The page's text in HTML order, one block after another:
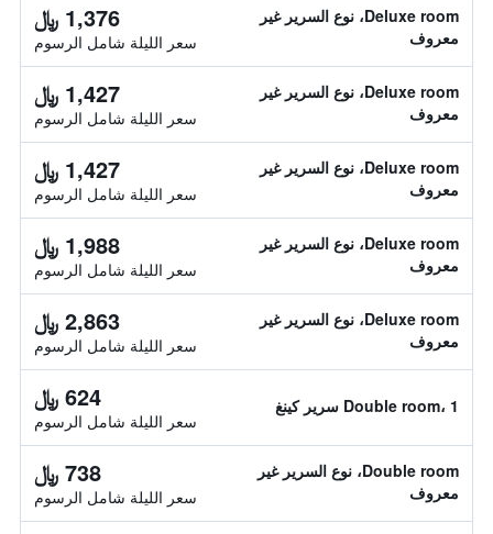
Deluxe room، نوع السرير غير
معروف
1,376 ﷼
سعر الليلة شامل الرسوم
Deluxe room، نوع السرير غير
معروف
1,427 ﷼
سعر الليلة شامل الرسوم
Deluxe room، نوع السرير غير
معروف
1,427 ﷼
سعر الليلة شامل الرسوم
Deluxe room، نوع السرير غير
معروف
1,988 ﷼
سعر الليلة شامل الرسوم
Deluxe room، نوع السرير غير
معروف
2,863 ﷼
سعر الليلة شامل الرسوم
Double room، 1 سرير كينغ 624 ﷼
سعر الليلة شامل الرسوم
Double room، نوع السرير غير
معروف
738 ﷼
سعر الليلة شامل الرسوم